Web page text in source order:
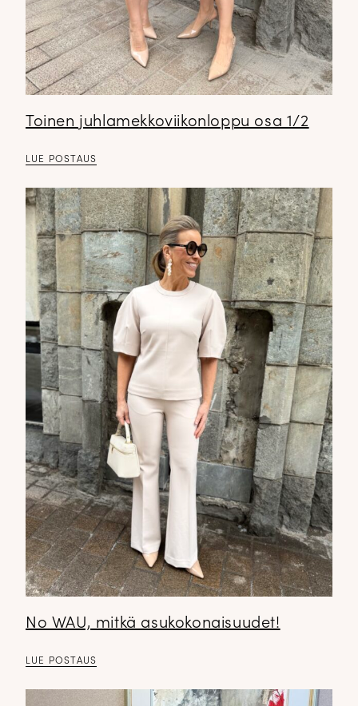
Toinen juhlamekkoviikonloppu osa 1/2
LUE POSTAUS
No WAU, mitkä asukokonaisuudet!
LUE POSTAUS
DOPP tyylikirje!
Tilaa tyylikirje ja inspiroidu ajattomasta tyylistä sekä uusista
näkökulmista pukeutumiseen — arkeen ja juhlaan. Uutiset,
uutuudet ja ajattomat ideat saapuvat suoraan sähköpostiisi!
Tilaa tyylikirje